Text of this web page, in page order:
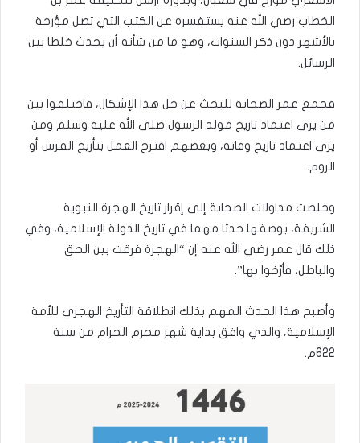
الخطاب رضي الله عنه يستفسره عن الكتب التي تصل مؤرخة
بالأشهر دون ذكر السنوات، وهو ما من شأنه أن يحدث خلطا بين
الرسائل.
فجمع عمر الصحابة للبحث عن حل هذا الإشكال، فاختلفوا بين
من يرى اعتماد تاريخ مولد الرسول صلى الله عليه وسلم ومن
يرى اعتماد تاريخ وفاته، وبعضهم اقترح العمل بتأريخ الفرس أو
الروم.
وخلصت مداولات الصحابة إلى إقرار تاريخ الهجرة النبوية
الشريفة، بوصفها حدثا مهما في تاريخ الدولة الإسلامية، وفي
ذلك قال عمر رضي الله عنه إن “الهجرة فرقت بين الحق
والباطل، فأرّخوا بها”.
وأصبح هذا الحدث المهم بذلك انطلاقة التأريخ الهجري للأمة
الإسلامية، والذي وافق بداية شهر محرم الحرام من سنة
622م.